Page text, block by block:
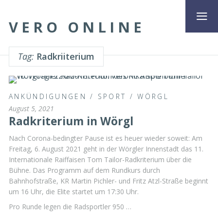
VERO ONLINE
Tag: Radkriiterium
ANKÜNDIGUNGEN / SPORT /WÖRGL
August 5, 2021
Radkriterium in Wörgl
Nach Corona-bedingter Pause ist es heuer wieder soweit: Am
Freitag, 6. August 2021 geht in der Wörgler Innenstadt das 11.
Internationale Raiffaisen Tom Tailor-Radkriterium über die
Bühne. Das Programm auf dem Rundkurs durch
Bahnhofstraße, KR Martin Pichler- und Fritz Atzl-Straße beginnt
um 16 Uhr, die Elite startet um 17:30 Uhr.
Pro Runde legen die Radsportler 950 …